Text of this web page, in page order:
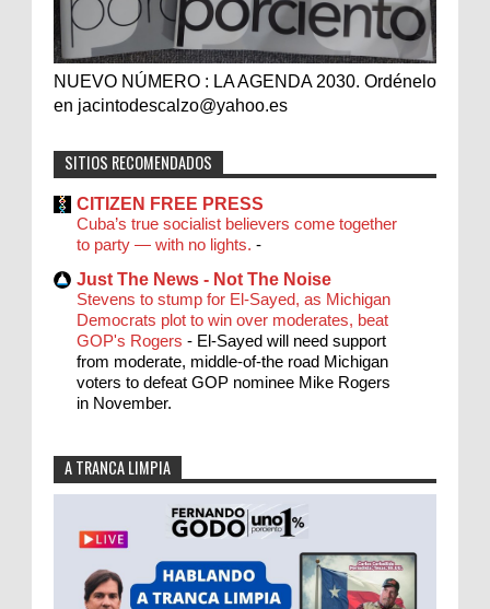
NUEVO NÚMERO : LA AGENDA 2030. Ordénelo
en jacintodescalzo@yahoo.es
SITIOS RECOMENDADOS
CITIZEN FREE PRESS
Cuba’s true socialist believers come together
to party — with no lights. -
Just The News - Not The Noise
Stevens to stump for El-Sayed, as Michigan
Democrats plot to win over moderates, beat
GOP's Rogers - El-Sayed will need support
from moderate, middle-of-the road Michigan
voters to defeat GOP nominee Mike Rogers
in November.
A TRANCA LIMPIA